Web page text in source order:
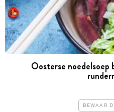
Oosterse noedelsoep
BEWAAR